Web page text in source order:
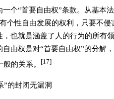
一个“首要自由权”条款。从基本
个性自由发展的权利，只要不
也就是涵盖了人的行为的所有
由权是对“首要自由权”的分解
的关系。 [17]
”的封闭无漏洞